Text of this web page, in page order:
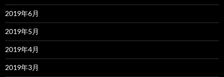
2019年6月
2019年5月
2019年4月
2019年3月